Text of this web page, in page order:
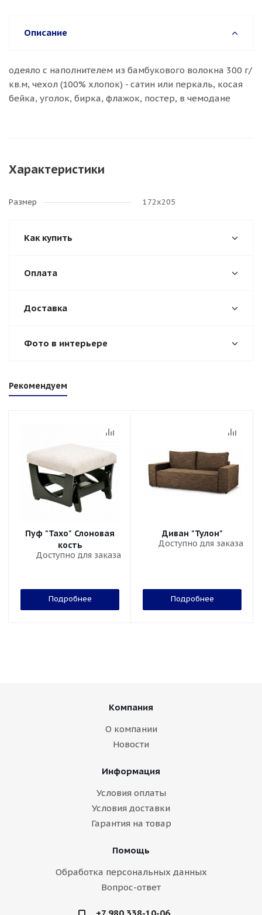
Описание
одеяло с наполнителем из бамбукового волокна 300 г/
кв.м, чехол (100% хлопок) - сатин или перкаль, косая
бейка, уголок, бирка, флажок, постер, в чемодане
Характеристики
Размер 172х205
Как купить
Оплата
Доставка
Фото в интерьере
Рекомендуем
Пуф "Тахо" Слоновая
кость
Доступно для заказа
Подробнее
Диван "Тулон"
Доступно для заказа
Подробнее
Компания
О компании
Новости
Информация
Условия оплаты
Условия доставки
Гарантия на товар
Помощь
Обработка персональных данных
Вопрос-ответ